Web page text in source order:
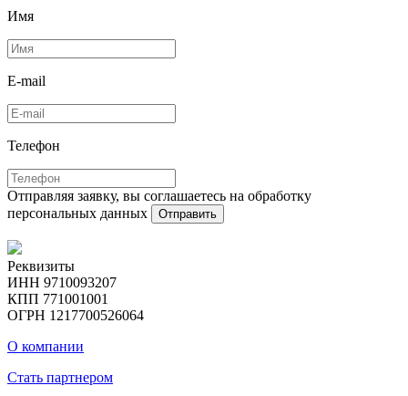
Имя
E-mail
Телефон
Отправляя заявку, вы соглашаетесь на обработку
персональных данных
Отправить
Реквизиты
ИНН 9710093207
КПП 771001001
ОГРН 1217700526064
О компании
Стать партнером